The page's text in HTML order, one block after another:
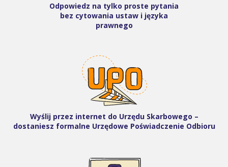
Odpowiedz na tylko proste pytania
bez cytowania ustaw i języka
prawnego
Wyślij przez internet do Urzędu Skarbowego –
dostaniesz formalne Urzędowe Poświadczenie Odbioru